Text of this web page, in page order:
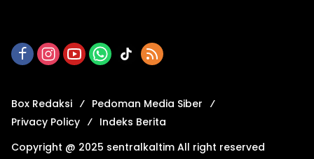
Box Redaksi
Pedoman Media Siber
Privacy Policy
Indeks Berita
Copyright @ 2025 sentralkaltim All right reserved